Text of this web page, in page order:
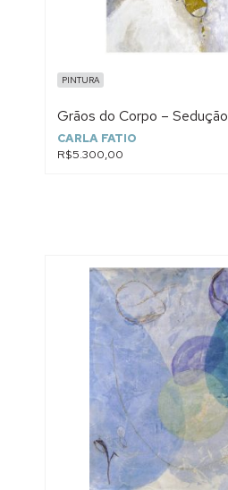
PINTURA
Grãos do Corpo – Sedução
CARLA FATIO
R$5.300,00